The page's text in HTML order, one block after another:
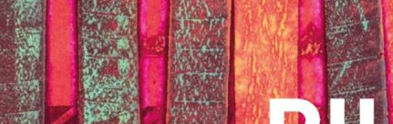
Castellón